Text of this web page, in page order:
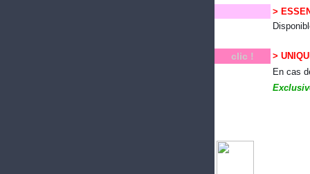
>
clic !
>
En cas